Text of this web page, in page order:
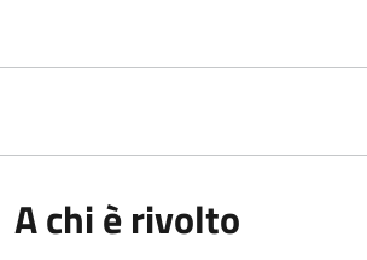
A chi è rivolto